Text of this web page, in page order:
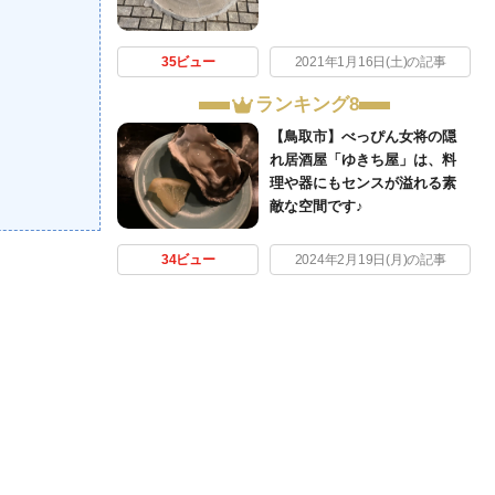
35ビュー 2021年1月16日(土)の記事
ランキング8
【鳥取市】べっぴん女将の隠
れ居酒屋「ゆきち屋」は、料
理や器にもセンスが溢れる素
敵な空間です♪
34ビュー 2024年2月19日(月)の記事